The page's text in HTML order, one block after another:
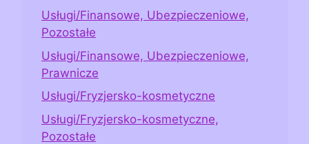
Usługi/Finansowe, Ubezpieczeniowe,
Pozostałe
Usługi/Finansowe, Ubezpieczeniowe,
Prawnicze
Usługi/Fryzjersko-kosmetyczne
Usługi/Fryzjersko-kosmetyczne,
Pozostałe